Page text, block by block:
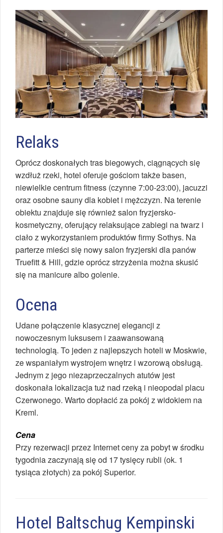
Relaks
Oprócz doskonałych tras biegowych, ciągnących się
wzdłuż rzeki, hotel oferuje gościom także basen,
niewielkie centrum fitness (czynne 7:00-23:00), jacuzzi
oraz osobne sauny dla kobiet i mężczyzn. Na terenie
obiektu znajduje się również salon fryzjersko-
kosmetyczny, oferujący relaksujące zabiegi na twarz i
ciało z wykorzystaniem produktów firmy Sothys. Na
parterze mieści się nowy salon fryzjerski dla panów
Truefitt & Hill, gdzie oprócz strzyżenia można skusić
się na manicure albo golenie.
Ocena
Udane połączenie klasycznej elegancji z
nowoczesnym luksusem i zaawansowaną
technologią. To jeden z najlepszych hoteli w Moskwie,
ze wspaniałym wystrojem wnętrz i wzorową obsługą.
Jednym z jego niezaprzeczalnych atutów jest
doskonała lokalizacja tuż nad rzeką i nieopodal placu
Czerwonego. Warto dopłacić za pokój z widokiem na
Kreml.
Cena
Przy rezerwacji przez Internet ceny za pobyt w środku
tygodnia zaczynają się od 17 tysięcy rubli (ok. 1
tysiąca złotych) za pokój Superior.
Hotel Baltschug Kempinski